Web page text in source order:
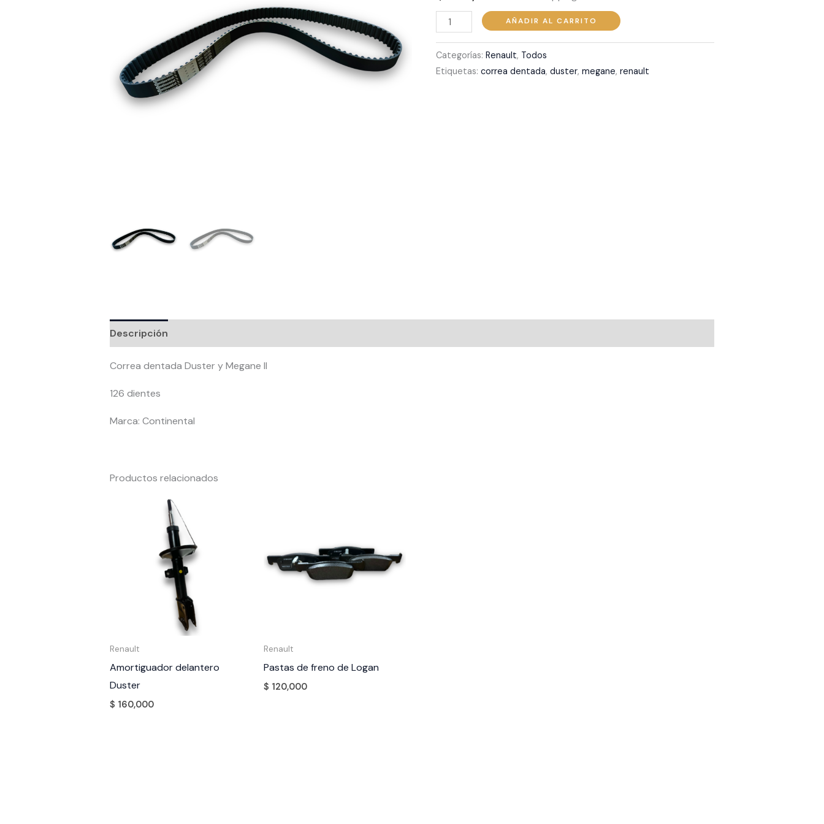
cantidad
AÑADIR AL CARRITO
Categorías:Renault, Todos
Etiquetas:correa dentada,duster,megane,renault
Descripción
Correa dentada Duster y Megane II
126 dientes
Marca: Continental
Productos relacionados
Renault
Amortiguador delantero
Duster
$ 160,000
Renault
Pastas de freno de Logan
$ 120,000